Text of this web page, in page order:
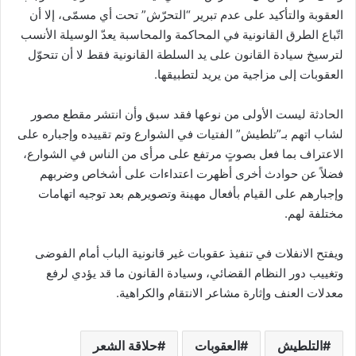
العقوبة والتأكيد على عدم تبرير “التحرّش” تحت أي مسمّى، إلا أن
اتّباع الطرق القانونية في المحاكمة والمحاسبة يعدّ الوسيلة الأنسب
لترسيخ سيادة القانون على يد السلطة القانونية فقط لا أن تتحوّل
العقوبات إلى مزاجية من يريد لتطبيقها.
الحادثة ليست الأولى من نوعها فقد سبق وأن انتشر مقطع مصور
لشاب اتهم بـ”تلطيش” الفتيات في الشوارع وتم تقييده وإجباره على
الاعتراف بما فعل بصوتٍ مرتفع على مرأى من الناس في الشوارع،
فضلاً عن حوادث أخرى أظهرت اعتداءات على أشخاص وضربهم
وإجبارهم على القيام بأفعال مهينة وتصويرهم بعد توجيه اتهامات
مختلفة لهم.
ويفتح الانفلات في تنفيذ عقوبات غير قانونية الباب أمام الفوضى
وتغييب دور النظام القضائي، وسيادة القانون ما قد يؤدي لرفع
معدلات العنف وإثارة مشاعر الانتقام والكراهية.
التلطيش العقوبات حلاقة الشعر